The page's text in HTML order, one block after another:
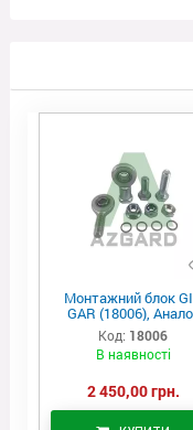
Монтажний блок
GAR (18006),
Код: 18006
В наявності
2 450,00 грн.